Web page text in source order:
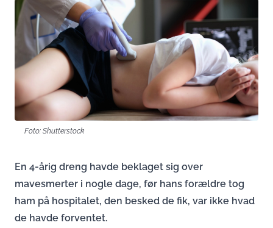
Foto: Shutterstock
En 4-årig dreng havde beklaget sig over
mavesmerter i nogle dage, før hans forældre tog
ham på hospitalet, den besked de fik, var ikke hvad
de havde forventet.